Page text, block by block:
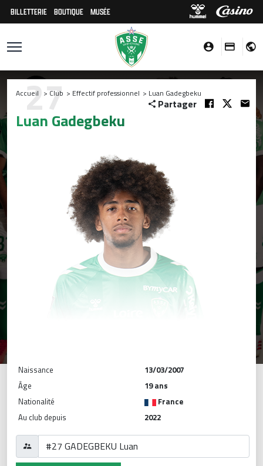
BILLETTERIE BOUTIQUE MUSÉE
Accueil > Club > Effectif professionnel > Luan Gadegbeku
Partager
Luan Gadegbeku
27
Naissance
13/03/2007
Âge
19 ans
Nationalité
France
Au club depuis
2022